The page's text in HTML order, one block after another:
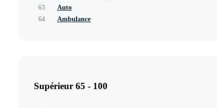
63
Auto
64
Ambulance
Supérieur 65 - 100